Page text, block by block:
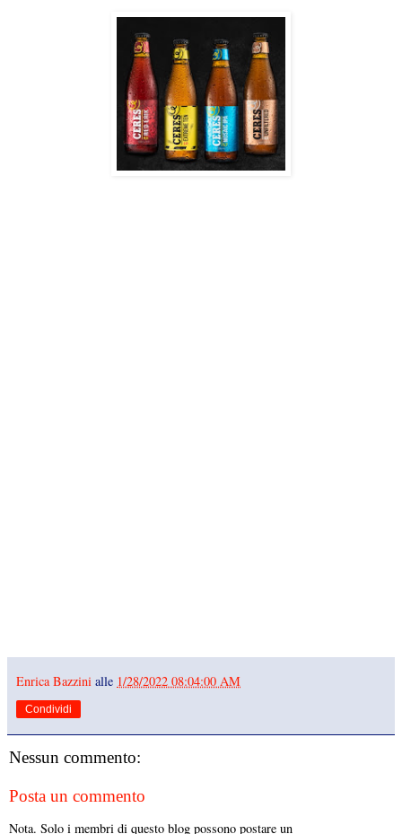
Enrica Bazzini alle 1/28/2022 08:04:00 AM
Condividi
Nessun commento:
Posta un commento
Nota. Solo i membri di questo blog possono postare un